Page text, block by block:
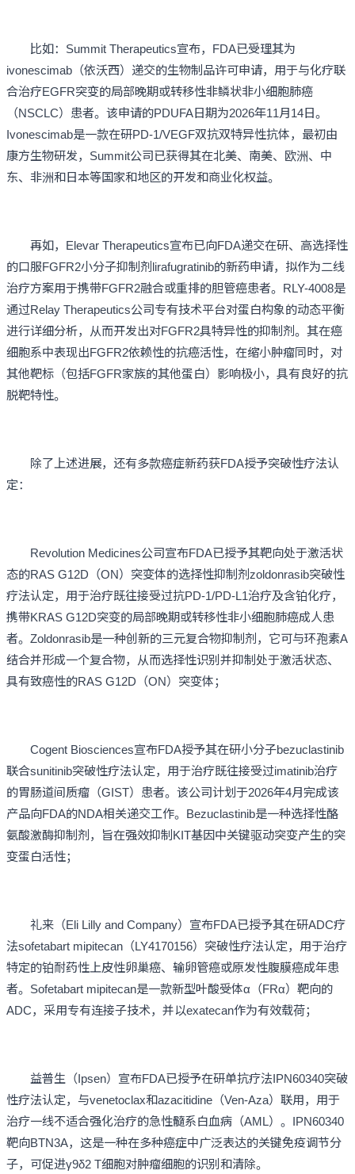
比如：Summit Therapeutics宣布，FDA已受理其为
ivonescimab（依沃西）递交的生物制品许可申请，用于与化疗联
合治疗EGFR突变的局部晚期或转移性非鳞状非小细胞肺癌
（NSCLC）患者。该申请的PDUFA日期为2026年11月14日。
Ivonescimab是一款在研PD-1/VEGF双抗双特异性抗体，最初由
康方生物研发，Summit公司已获得其在北美、南美、欧洲、中
东、非洲和日本等国家和地区的开发和商业化权益。
再如，Elevar Therapeutics宣布已向FDA递交在研、高选择性
的口服FGFR2小分子抑制剂lirafugratinib的新药申请，拟作为二线
治疗方案用于携带FGFR2融合或重排的胆管癌患者。RLY-4008是
通过Relay Therapeutics公司专有技术平台对蛋白构象的动态平衡
进行详细分析，从而开发出对FGFR2具特异性的抑制剂。其在癌
细胞系中表现出FGFR2依赖性的抗癌活性，在缩小肿瘤同时，对
其他靶标（包括FGFR家族的其他蛋白）影响极小，具有良好的抗
脱靶特性。
除了上述进展，还有多款癌症新药获FDA授予突破性疗法认
定：
Revolution Medicines公司宣布FDA已授予其靶向处于激活状
态的RAS G12D（ON）突变体的选择性抑制剂zoldonrasib突破性
疗法认定，用于治疗既往接受过抗PD-1/PD-L1治疗及含铂化疗，
携带KRAS G12D突变的局部晚期或转移性非小细胞肺癌成人患
者。Zoldonrasib是一种创新的三元复合物抑制剂，它可与环孢素A
结合并形成一个复合物，从而选择性识别并抑制处于激活状态、
具有致癌性的RAS G12D（ON）突变体；
Cogent Biosciences宣布FDA授予其在研小分子bezuclastinib
联合sunitinib突破性疗法认定，用于治疗既往接受过imatinib治疗
的胃肠道间质瘤（GIST）患者。该公司计划于2026年4月完成该
产品向FDA的NDA相关递交工作。Bezuclastinib是一种选择性酪
氨酸激酶抑制剂，旨在强效抑制KIT基因中关键驱动突变产生的突
变蛋白活性；
礼来（Eli Lilly and Company）宣布FDA已授予其在研ADC疗
法sofetabart mipitecan（LY4170156）突破性疗法认定，用于治疗
特定的铂耐药性上皮性卵巢癌、输卵管癌或原发性腹膜癌成年患
者。Sofetabart mipitecan是一款新型叶酸受体α（FRα）靶向的
ADC，采用专有连接子技术，并以exatecan作为有效载荷；
益普生（Ipsen）宣布FDA已授予在研单抗疗法IPN60340突破
性疗法认定，与venetoclax和azacitidine（Ven-Aza）联用，用于
治疗一线不适合强化治疗的急性髓系白血病（AML）。IPN60340
靶向BTN3A，这是一种在多种癌症中广泛表达的关键免疫调节分
子，可促进γ9δ2 T细胞对肿瘤细胞的识别和清除。